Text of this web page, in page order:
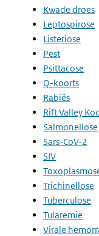
Kwade droes
Leptospirose
Listeriose
Pest
Psittacose
Q-koorts
Rabiës
Rift Valley
Salmonellose
Sars-CoV-2
SIV
Trichinellose
Tuberculose
Tularemie
Virale